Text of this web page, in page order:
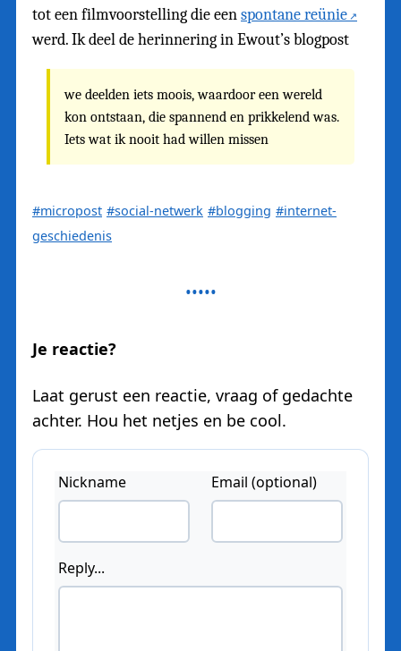
tot een filmvoorstelling die eenspontane reünie
werd. Ik deel de herinnering in Ewout’s blogpost
we deelden iets moois, waardoor een wereld
kon ontstaan, die spannend en prikkelend was.
Iets wat ik nooit had willen missen
#micropost #social-netwerk #blogging #internet-
geschiedenis
Je reactie?
Laat gerust een reactie, vraag of gedachte
achter. Hou het netjes en be cool.